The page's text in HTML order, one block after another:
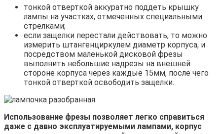
тонкой отверткой аккуратно поддеть крышку
лампы на участках, отмеченных специальными
стрелками;
если защелки перестали действовать, то можно
измерить штангенциркулем диаметр корпуса, и
посредством маленькой дисковой фрезы
выполнить небольшие надрезы на внешней
стороне корпуса через каждые 15мм, после чего
тонкой отверткой освободить защелки.
Использование фрезы позволяет легко справиться
даже с давно эксплуатируемыми лампами, корпус